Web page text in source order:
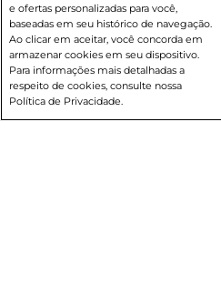
Caso queira comprar online,
suas compras:
Entrega em casa
© 2026 Copyright.
reservados
e ofertas personalizadas para você,
baseadas em seu histórico de navegação.
Ao clicar em aceitar, você concorda em
armazenar cookies em seu dispositivo.
Para informações mais detalhadas a
respeito de cookies, consulte nossa
Política de Privacidade.